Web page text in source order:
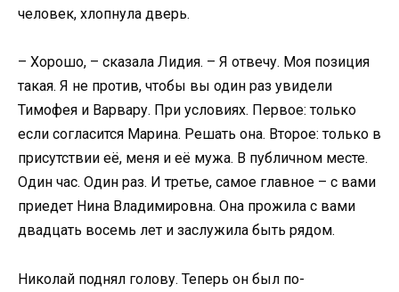
человек, хлопнула дверь.
– Хорошо, – сказала Лидия. – Я отвечу. Моя позиция
такая. Я не против, чтобы вы один раз увидели
Тимофея и Варвару. При условиях. Первое: только
если согласится Марина. Решать она. Второе: только в
присутствии её, меня и её мужа. В публичном месте.
Один час. Один раз. И третье, самое главное – с вами
приедет Нина Владимировна. Она прожила с вами
двадцать восемь лет и заслужила быть рядом.
Николай поднял голову. Теперь он был по-